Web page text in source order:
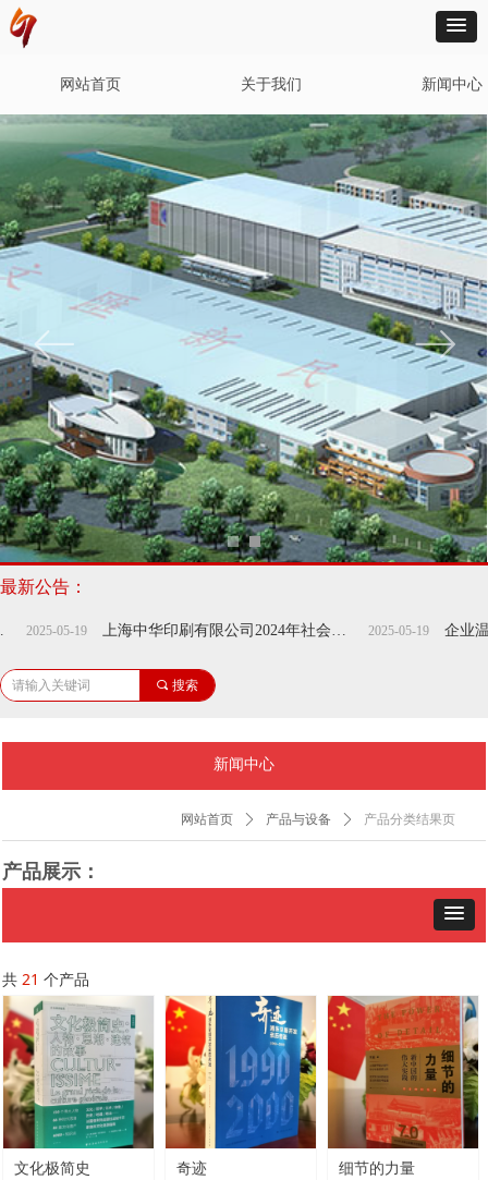
网站首页 关于我们 新闻中心
了解更多
ꂃ ꁹ
05-19 2025-05-19
上海中华印刷有限公司2024年社会责任报告 企业温室气
最新公告：
끠 搜索
新闻中心
共 21 个产品
文化极简史 奇迹 细节的力量
产品展示：
网站首页 ꄲ 产品与设备 ꄲ 产品分类结果页